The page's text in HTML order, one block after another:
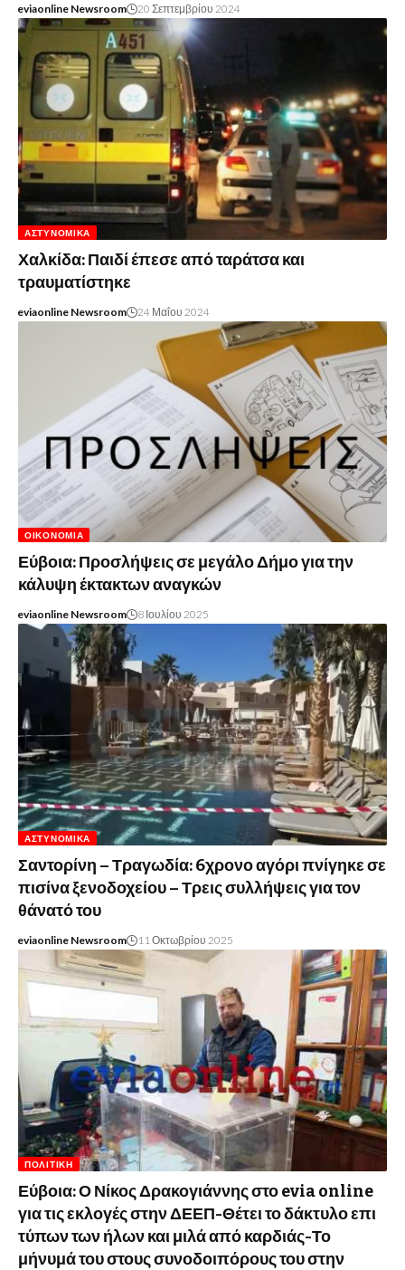
eviaonline Newsroom 20 Σεπτεμβρίου 2024
ΑΣΤΥΝΟΜΙΚΆ
Χαλκίδα: Παιδί έπεσε από ταράτσα και
τραυματίστηκε
eviaonline Newsroom 24 Μαΐου 2024
ΟΙΚΟΝΟΜΊΑ
Εύβοια: Προσλήψεις σε μεγάλο Δήμο για την
κάλυψη έκτακτων αναγκών
eviaonline Newsroom 8 Ιουλίου 2025
ΑΣΤΥΝΟΜΙΚΆ
Σαντορίνη – Τραγωδία: 6χρονο αγόρι πνίγηκε σε
πισίνα ξενοδοχείου – Τρεις συλλήψεις για τον
θάνατό του
eviaonline Newsroom 11 Οκτωβρίου 2025
ΠΟΛΙΤΙΚΉ
Εύβοια: Ο Νίκος Δρακογιάννης στο evia online
για τις εκλογές στην ΔΕΕΠ-Θέτει το δάκτυλο επι
τύπων των ήλων και μιλά από καρδιάς-Το
μήνυμά του στους συνοδοιπόρους του στην